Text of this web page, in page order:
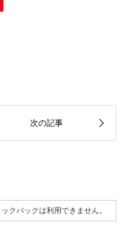
ックバックは利用できません。